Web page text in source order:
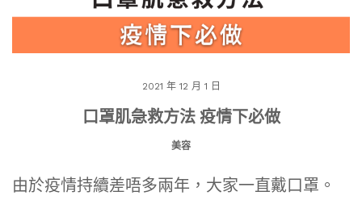
2021 年 12 月 1 日
口罩肌急救方法 疫情下必做
美容
由於疫情持續差唔多兩年，大家一直戴口罩。